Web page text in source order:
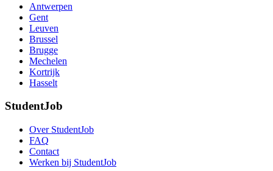
Antwerpen
Gent
Leuven
Brussel
Brugge
Mechelen
Kortrijk
Hasselt
StudentJob
Over StudentJob
FAQ
Contact
Werken bij StudentJob